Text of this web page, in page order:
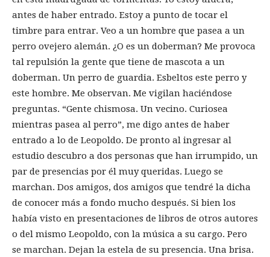
antes de haber entrado. Estoy a punto de tocar el
timbre para entrar. Veo a un hombre que pasea a un
perro ovejero alemán. ¿O es un doberman? Me provoca
tal repulsión la gente que tiene de mascota a un
doberman. Un perro de guardia. Esbeltos este perro y
este hombre. Me observan. Me vigilan haciéndose
preguntas. “Gente chismosa. Un vecino. Curiosea
mientras pasea al perro”, me digo antes de haber
entrado a lo de Leopoldo. De pronto al ingresar al
estudio descubro a dos personas que han irrumpido, un
par de presencias por él muy queridas. Luego se
marchan. Dos amigos, dos amigos que tendré la dicha
de conocer más a fondo mucho después. Si bien los
había visto en presentaciones de libros de otros autores
o del mismo Leopoldo, con la música a su cargo. Pero
se marchan. Dejan la estela de su presencia. Una brisa.